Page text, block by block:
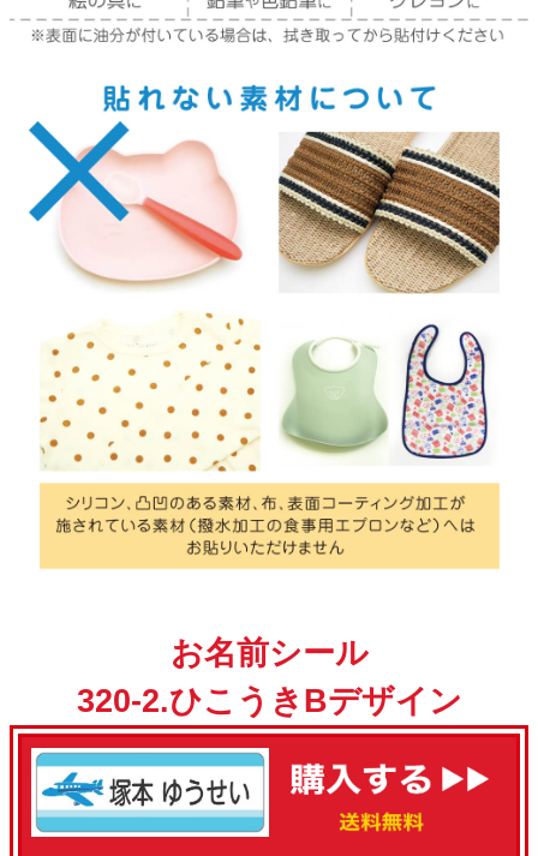
お名前シール
320-2.ひこうきBデザイン